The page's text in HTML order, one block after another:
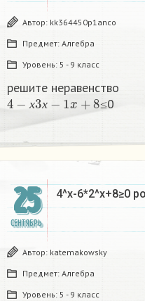
Автор: kk364450p1anco
Предмет: Алгебра
Уровень: 5 - 9 класс
решите неравенство
х
4−х
х
3х −1 x+8 ≤0​
25
СЕНТЯБРЬ
4^x-6*2^x+8≥0
Автор: katemakowsky
Предмет: Алгебра
Уровень: 5 - 9 класс